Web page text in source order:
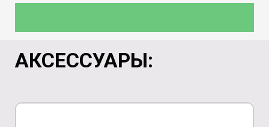
АКСЕССУАРЫ: